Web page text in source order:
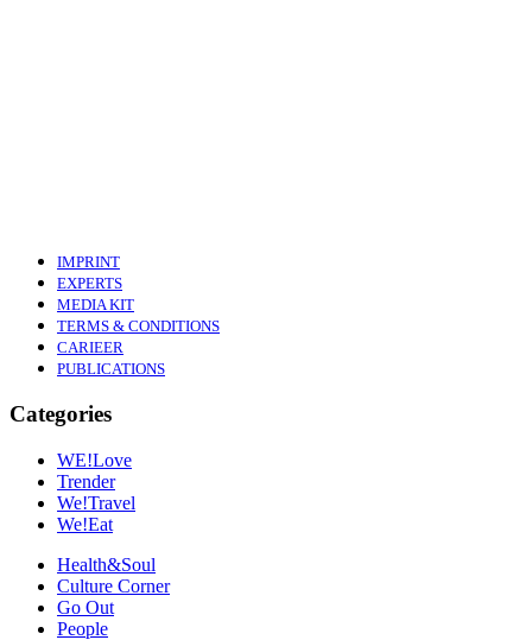
IMPRINT
EXPERTS
MEDIA KIT
TERMS & CONDITIONS
CARIEER
PUBLICATIONS
Categories
WE!Love
Trender
We!Travel
We!Eat
Health&Soul
Culture Corner
Go Out
People